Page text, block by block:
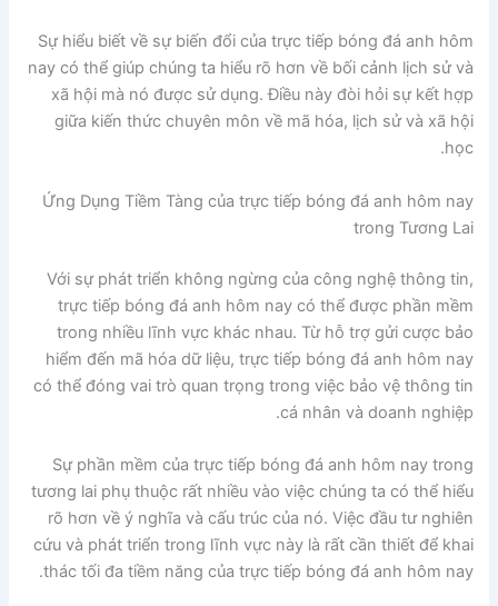
Sự hiểu biết về sự biến đổi của trực tiếp bóng đá anh hôm
nay có thể giúp chúng ta hiểu rõ hơn về bối cảnh lịch sử và
xã hội mà nó được sử dụng. Điều này đòi hỏi sự kết hợp
giữa kiến thức chuyên môn về mã hóa, lịch sử và xã hội
học.
Ứng Dụng Tiềm Tàng của trực tiếp bóng đá anh hôm nay
trong Tương Lai
Với sự phát triển không ngừng của công nghệ thông tin,
trực tiếp bóng đá anh hôm nay có thể được phần mềm
trong nhiều lĩnh vực khác nhau. Từ hỗ trợ gửi cược bảo
hiểm đến mã hóa dữ liệu, trực tiếp bóng đá anh hôm nay
có thể đóng vai trò quan trọng trong việc bảo vệ thông tin
cá nhân và doanh nghiệp.
Sự phần mềm của trực tiếp bóng đá anh hôm nay trong
tương lai phụ thuộc rất nhiều vào việc chúng ta có thể hiểu
rõ hơn về ý nghĩa và cấu trúc của nó. Việc đầu tư nghiên
cứu và phát triển trong lĩnh vực này là rất cần thiết để khai
thác tối đa tiềm năng của trực tiếp bóng đá anh hôm nay.